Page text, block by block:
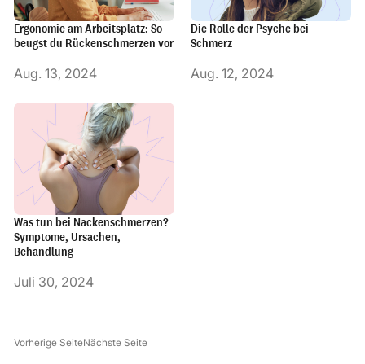
Ergonomie am Arbeitsplatz: So
beugst du Rückenschmerzen vor
Aug. 13, 2024
Die Rolle der Psyche bei
Schmerz
Aug. 12, 2024
Was tun bei Nackenschmerzen?
Symptome, Ursachen,
Behandlung
Juli 30, 2024
Vorherige SeiteNächste Seite